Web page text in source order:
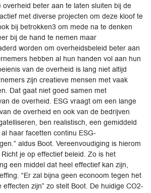
beter aan te laten sluiten bij de
met diverse projecten om deze kloof te
bij betrokken3 om mede na te denken
bij de hand te nemen maar
worden om overheidsbeleid beter aan
hebben al hun handen vol aan hun
van de overheid is lang niet altijd
zijn creatieve mensen met vaak
Dat gaat niet goed samen met
de overheid. ESG vraagt om een lange
de ­overheid en ook van de bedrijven
ben realistisch, een gemiddeld
haar facetten continu ESG-
aldus Boot. Vereenvoudiging is hierom
je op effectief beleid. Zo is het
een middel dat heel effectief kan zijn,
“Er zal bijna geen econoom tegen het
zijn” zo stelt Boot. De huidige CO2-